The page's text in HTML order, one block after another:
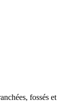
fossés et